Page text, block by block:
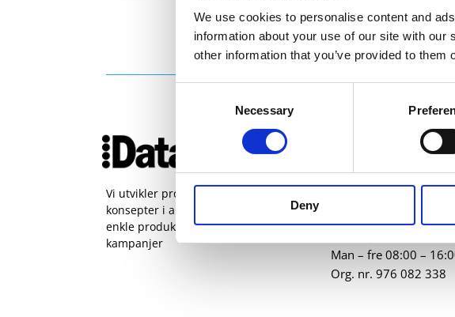
We use cookies to personalise content and
information about your use of our site with
other information that you’ve provided to
Necessary
Deny
Vi utvikler produkter og
konsepter i alle kanaler – Alt fra
enkle produkter til sammensatte
kampanjer
Kvalebergveien 21
Man – fre 08:00 –
Org. nr. 976 082 338